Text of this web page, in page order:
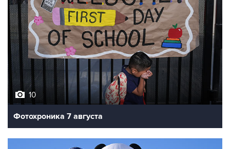
10
Фотохроника 7 августа